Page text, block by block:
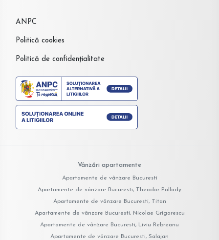
ANPC
Politică cookies
Politică de confidențialitate
Vânzări apartamente
Apartamente de vânzare Bucuresti
Apartamente de vânzare Bucuresti, Theodor Pallady
Apartamente de vânzare Bucuresti, Titan
Apartamente de vânzare Bucuresti, Nicolae Grigorescu
Apartamente de vânzare Bucuresti, Liviu Rebreanu
Apartamente de vânzare Bucuresti, Salajan